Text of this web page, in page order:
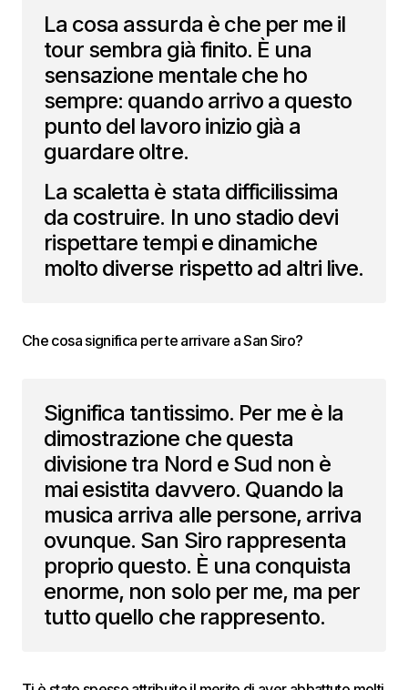
La cosa assurda è che per me il
tour sembra già finito. È una
sensazione mentale che ho
sempre: quando arrivo a questo
punto del lavoro inizio già a
guardare oltre.
La scaletta è stata difficilissima
da costruire. In uno stadio devi
rispettare tempi e dinamiche
molto diverse rispetto ad altri live.
Che cosa significa per te arrivare a San Siro?
Significa tantissimo. Per me è la
dimostrazione che questa
divisione tra Nord e Sud non è
mai esistita davvero. Quando la
musica arriva alle persone, arriva
ovunque. San Siro rappresenta
proprio questo. È una conquista
enorme, non solo per me, ma per
tutto quello che rappresento.